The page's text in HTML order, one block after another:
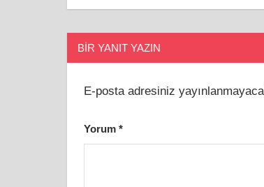
BIR YANIT YAZIN
E-posta adresiniz
Yorum *